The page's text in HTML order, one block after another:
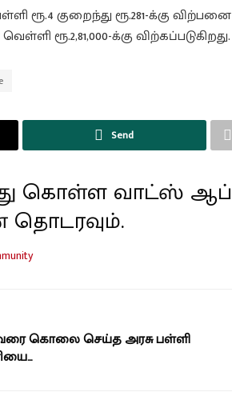
ரூ.4 குறைந்து ரூ.281-க்கு விற்பனை
ரூ.2,81,000-க்கு விற்கப்படுகிறது.
Send
கொள்ள வாட்ஸ் ஆப்
கொலை செய்த அரசு பள்ளி